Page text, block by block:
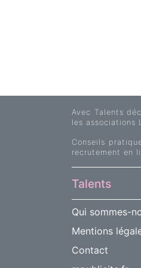
Avec Talents
les associations
Conseils
recrutement en
Talents
Qui sommes-
Mentions
Contact